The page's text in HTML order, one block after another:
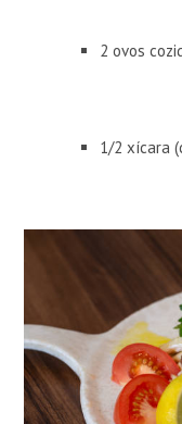
2 ovos
1/2 xícara